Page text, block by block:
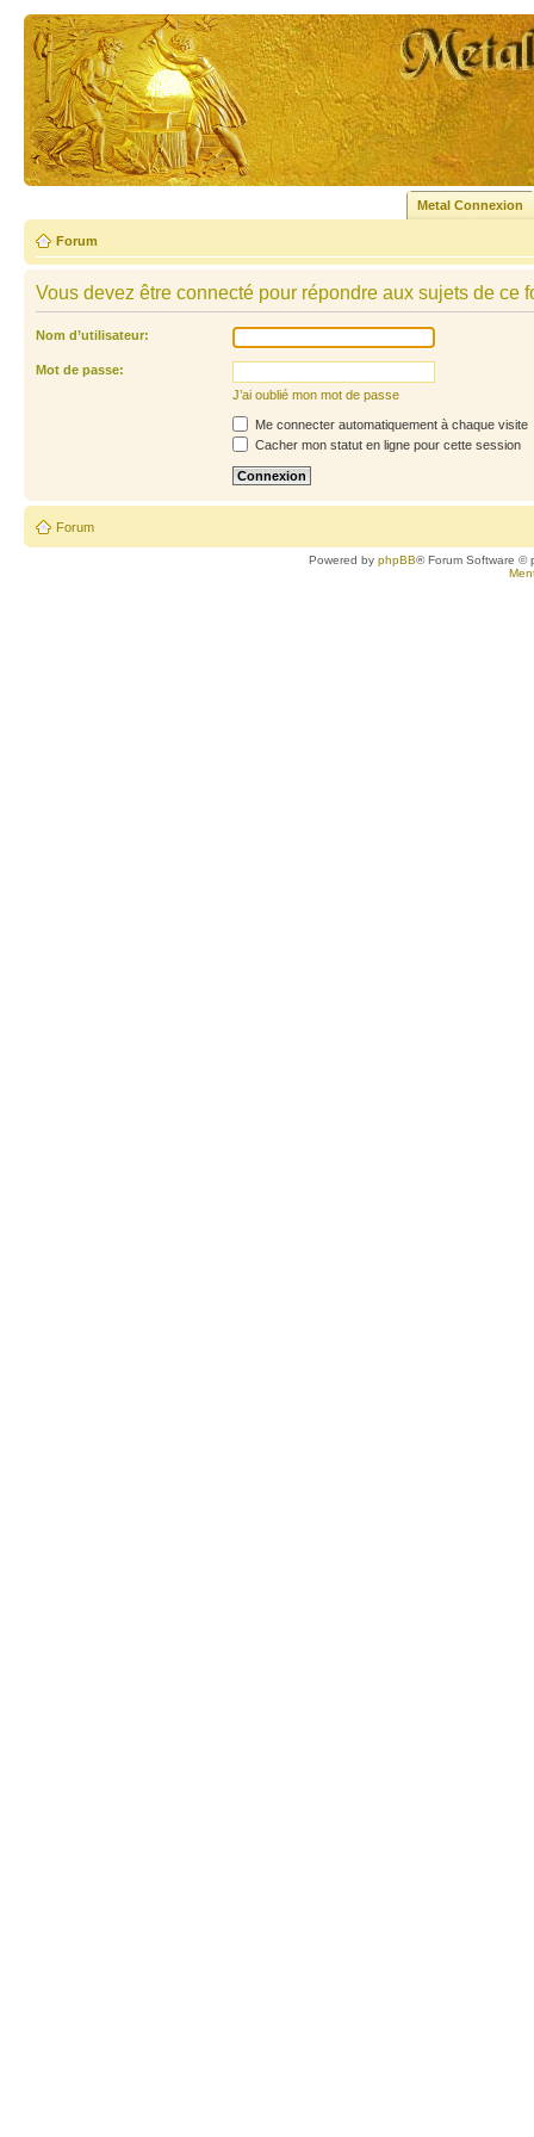
Metal Connexion
Forum
Vous devez être connecté pour répondre aux sujets de ce
Nom d’utilisateur:
Mot de passe:
J’ai oublié mon mot de passe
Me connecter automatiquement à chaque visite
Cacher mon statut en ligne pour cette session
Forum
Powered byphpBB® Forum Software ©